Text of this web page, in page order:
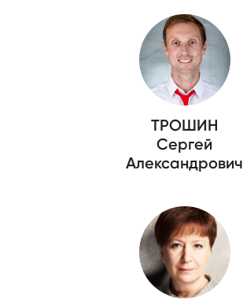
ТРОШИН
Сергей
Александрович